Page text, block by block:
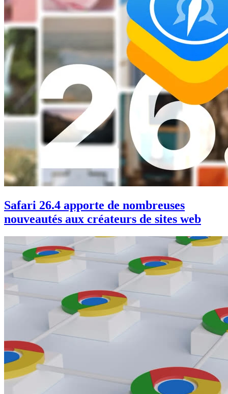
Safari 26.4 apporte de nombreuses
nouveautés aux créateurs de sites web